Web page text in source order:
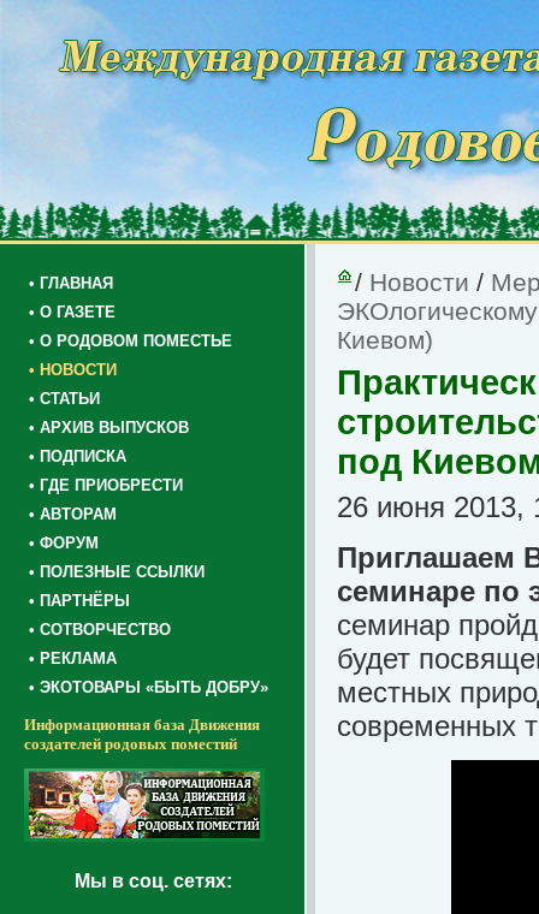
• ГЛАВНАЯ
• О ГАЗЕТЕ
• О РОДОВОМ ПОМЕСТЬЕ
• НОВОСТИ
• СТАТЬИ
• АРХИВ ВЫПУСКОВ
• ПОДПИСКА
• ГДЕ ПРИОБРЕСТИ
• АВТОРАМ
• ФОРУМ
• ПОЛЕЗНЫЕ ССЫЛКИ
• ПАРТНЁРЫ
• СОТВОРЧЕСТВО
• РЕКЛАМА
• ЭКОТОВАРЫ «БЫТЬ ДОБРУ»
Информационная база Движения
создателей родовых поместий
Мы в соц. сетях:
/ Новости /
Киевом)
под
26 июня 2013,
Приглашаем
семинаре по
семинар
будет
местных
современных